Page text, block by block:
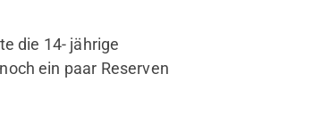
die 14- jährige
ein paar Reserven